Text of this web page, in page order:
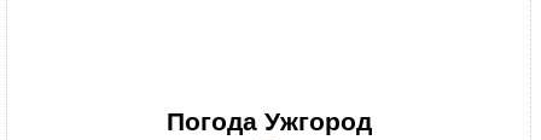
Погода Ужгород